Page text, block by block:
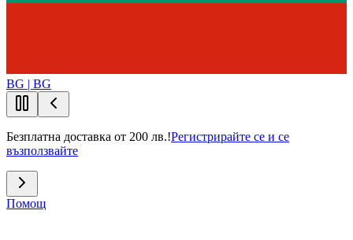
BG | BG
Безплатна доставка от 200 лв.!Регистрирайте се и се
възползвайте
Помощ